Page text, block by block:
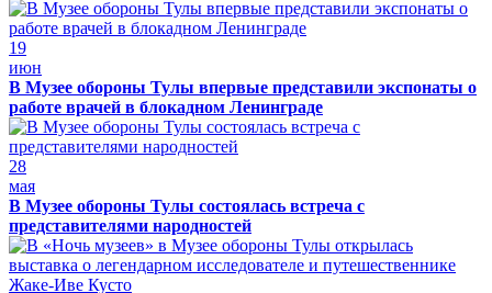
19
июн
В Музее обороны Тулы впервые представили экспонаты о
работе врачей в блокадном Ленинграде
28
мая
В Музее обороны Тулы состоялась встреча с
представителями народностей